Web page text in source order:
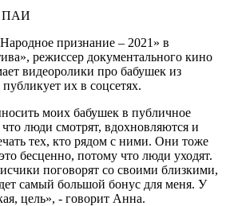
ПАИ
признание – 2021» в
режиссер документального кино
видеоролики про бабушек из
их в соцсетях.
моих бабушек в публичное
люди смотрят, вдохновляются и
тех, кто рядом с ними. Они тоже
бесценно, потому что люди уходят.
поговорят со своими близкими,
самый большой бонус для меня. У
цель», - говорит Анна.